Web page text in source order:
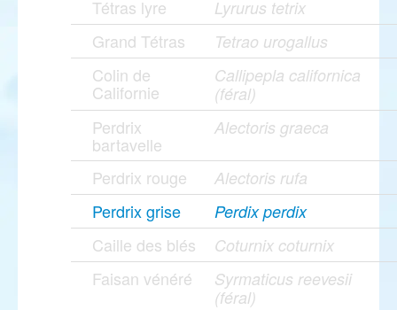
Tétras lyre Lyrurus tetrix
Grand Tétras Tetrao urogallus
Colin de
Californie
Callipepla californica
(féral)
Perdrix
bartavelle
Alectoris graeca
Perdrix rouge Alectoris rufa
Perdrix grise Perdix perdix
Caille des blés Coturnix coturnix
Faisan vénéré
Syrmaticus reevesii
(féral)